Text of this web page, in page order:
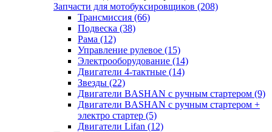
Запчасти для мотобуксировщиков (208)
Трансмиссия (66)
Подвеска (38)
Рама (12)
Управление рулевое (15)
Электрооборудование (14)
Двигатели 4-тактные (14)
Звезды (22)
Двигатели BASHAN с ручным стартером (9)
Двигатели BASHAN с ручным стартером +
электро стартер (5)
Двигатели Lifan (12)